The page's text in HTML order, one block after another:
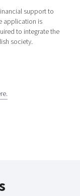
support to
application is
to integrate the
society.